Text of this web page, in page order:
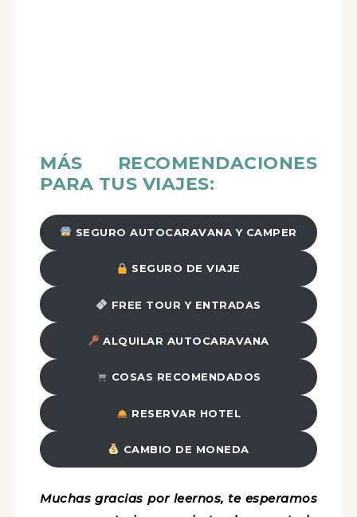
MÁS RECOMENDACIONES
PARA TUS VIAJES:
SEGURO AUTOCARAVANA Y CAMPER
SEGURO DE VIAJE
FREE TOUR Y ENTRADAS
ALQUILAR AUTOCARAVANA
COSAS RECOMENDADOS
RESERVAR HOTEL
CAMBIO DE MONEDA
Muchas gracias por leernos, te esperamos